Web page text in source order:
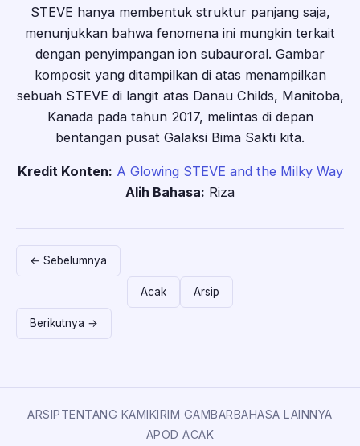
STEVE hanya membentuk struktur panjang saja,
menunjukkan bahwa fenomena ini mungkin terkait
dengan penyimpangan ion subauroral. Gambar
komposit yang ditampilkan di atas menampilkan
sebuah STEVE di langit atas Danau Childs, Manitoba,
Kanada pada tahun 2017, melintas di depan
bentangan pusat Galaksi Bima Sakti kita.
Kredit Konten: A Glowing STEVE and the Milky Way
Alih Bahasa: Riza
← Sebelumnya
Acak Arsip
Berikutnya →
ARSIPTENTANG KAMIKIRIM GAMBARBAHASA LAINNYA
APOD ACAK